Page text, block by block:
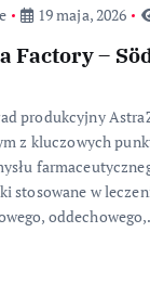
19 maja, 2026
Factory –
produkcyjny
z kluczowych
stosowane w